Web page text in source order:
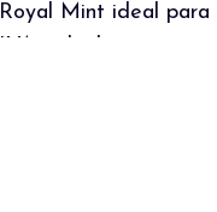
Royal Mint ideal para